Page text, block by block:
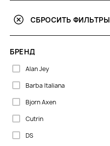
СБРОСИТЬ ФИЛЬТРЫ
БРЕНД
Alan Jey
Barba Italiana
Bjorn Axen
Cutrin
DS